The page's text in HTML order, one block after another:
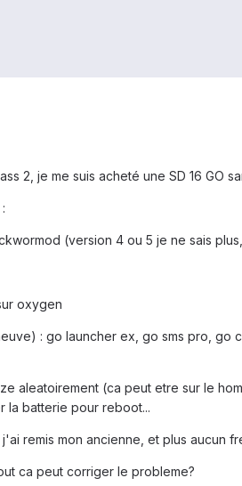
2, je me suis acheté une SD 16 GO
(version 4 ou 5 je ne sais
oxygen
: go launcher ex, go sms pro,
aleatoirement (ca peut etre sur le
la batterie pour reboot...
remis mon ancienne, et plus
ca peut corriger le probleme?